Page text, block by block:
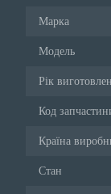
Марка
Модель
Рік
Код
Країна
Стан